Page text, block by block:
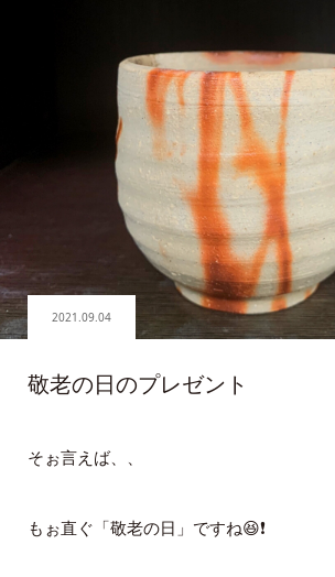
2021.09.04
敬老の日のプレゼント
そぉ言えば、、
もぉ直ぐ「敬老の日」ですね😆❗️